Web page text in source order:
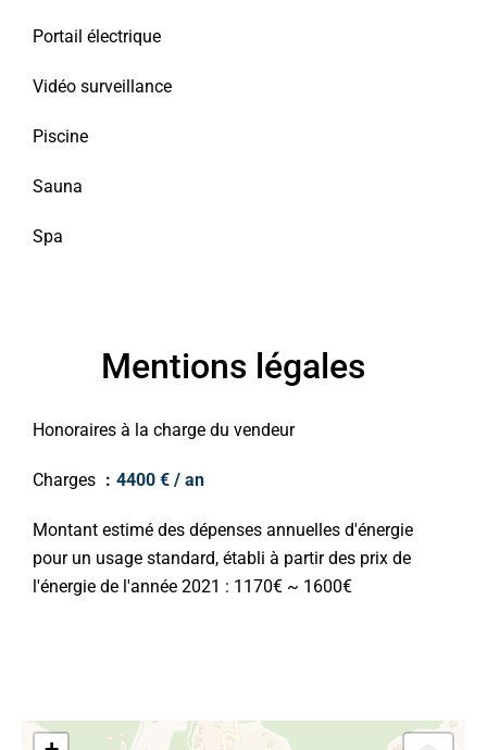
Portail électrique
Vidéo surveillance
Piscine
Sauna
Spa
Mentions légales
Honoraires à la charge du vendeur
Charges 4400 € / an
Montant estimé des dépenses annuelles d'énergie
pour un usage standard, établi à partir des prix de
l'énergie de l'année 2021 : 1170€ ~ 1600€